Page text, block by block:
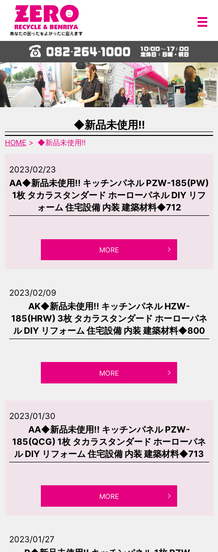
メ
◆新品未使用!!
HOME ◆新品未使用!!
2023/02/23
AA◆新品未使用!! キッチンパネル PZW-185(PW)
1枚 タカラスタンダード ホーローパネル DIY リフ
ォーム 住宅設備 内装 建築材料◆712
MORE
2023/02/09
AK◆新品未使用!! キッチンパネル HZW-
185(HRW) 3枚 タカラスタンダード ホーローパネ
ル DIY リフォーム 住宅設備 内装 建築材料◆800
MORE
2023/01/30
AA◆新品未使用!! キッチンパネル PZW-
185(QCG) 1枚 タカラスタンダード ホーローパネ
ル DIY リフォーム 住宅設備 内装 建築材料◆713
MORE
2023/01/27